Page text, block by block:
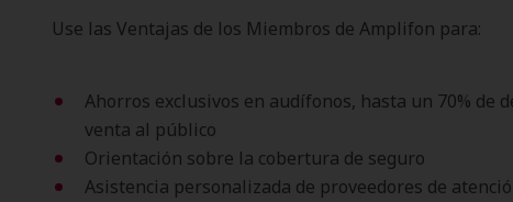
Use las Ventajas de los Miembros de Amplifon para:
Ahorros exclusivos en audífonos, hasta un 70% de
venta al público
Orientación sobre la cobertura de seguro
Asistencia personalizada de proveedores de